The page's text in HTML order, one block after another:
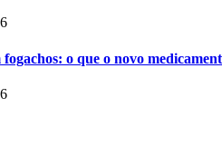
fogachos: o que o novo